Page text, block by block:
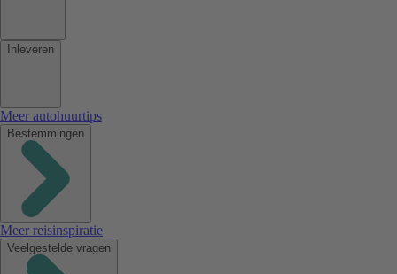
Inleveren
Meer autohuurtips
Bestemmingen
Meer reisinspiratie
Veelgestelde vragen